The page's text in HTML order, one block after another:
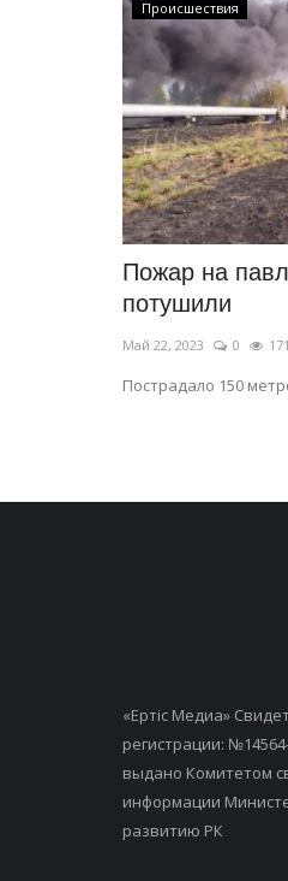
Происшествия
Пожар на
потушили
Май 22, 2023 0 171
Пострадало 150
«Ертiс Медиа»
регистрации:
выдано Комитетом
информации
развитию РК